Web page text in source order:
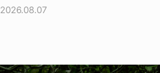
2026.08.07